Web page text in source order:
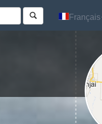
Français
Français